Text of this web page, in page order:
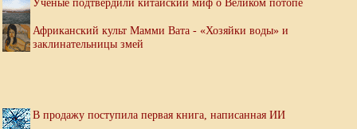
Африканский культ Мамми Вата - «Хозяйки воды» и
заклинательницы змей
В продажу поступила первая книга, написанная ИИ